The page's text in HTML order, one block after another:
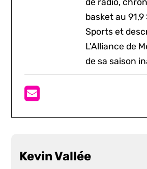
de radio,
basket au
Sports et
L'Alliance de
de sa saison
Kevin Vallée